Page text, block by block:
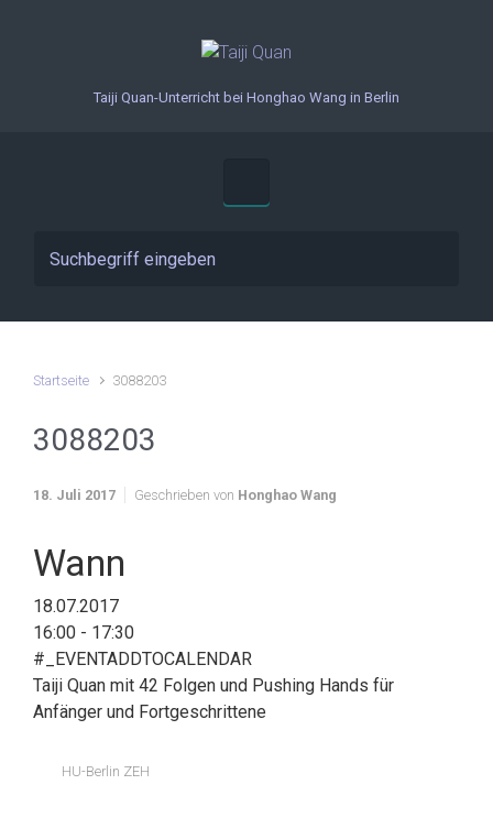
Taiji Quan-Unterricht bei Honghao Wang in Berlin
Startseite 3088203
3088203
18. Juli 2017 Geschrieben von Honghao Wang
Wann
18.07.2017
16:00 - 17:30
#_EVENTADDTOCALENDAR
Taiji Quan mit 42 Folgen und Pushing Hands für
Anfänger und Fortgeschrittene
HU-Berlin ZEH